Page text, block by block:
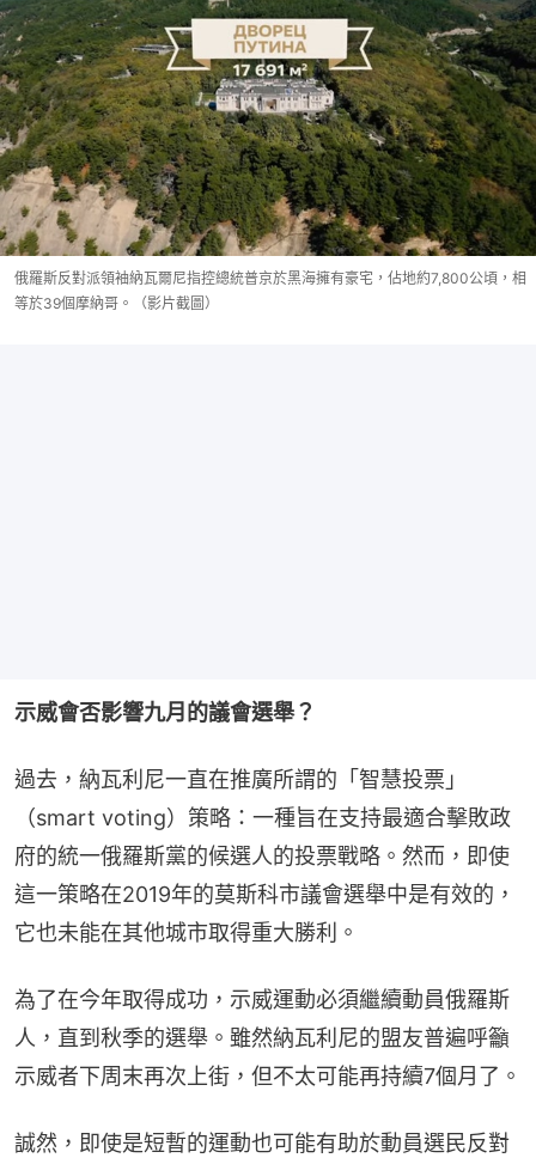
俄羅斯反對派領袖納瓦爾尼指控總統普京於黑海擁有豪宅，佔地約7,800公頃，相
等於39個摩納哥。（影片截圖）
示威會否影響九月的議會選舉？
過去，納瓦利尼一直在推廣所謂的「智慧投票」
（smart voting）策略：一種旨在支持最適合擊敗政
府的統一俄羅斯黨的候選人的投票戰略。然而，即使
這一策略在2019年的莫斯科市議會選舉中是有效的，
它也未能在其他城市取得重大勝利。
為了在今年取得成功，示威運動必須繼續動員俄羅斯
人，直到秋季的選舉。雖然納瓦利尼的盟友普遍呼籲
示威者下周末再次上街，但不太可能再持續7個月了。
誠然，即使是短暫的運動也可能有助於動員選民反對